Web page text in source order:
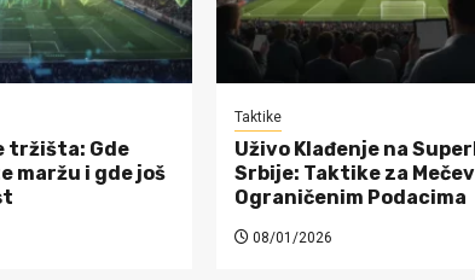
tržišta: Gde
maržu i gde još
Taktike
Uživo Klađenje na
Srbije: Taktike za
Ograničenim Podacima
08/01/2026